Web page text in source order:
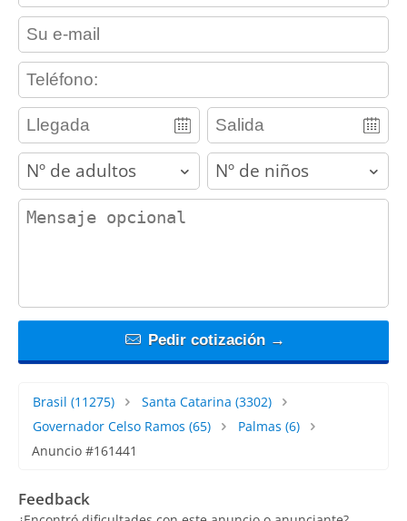
contact_email
contact_phone
adults children
contact_message
Pedir cotización →
Brasil (11275) Santa Catarina (3302)
Governador Celso Ramos (65) Palmas (6)
Anuncio #161441
Feedback